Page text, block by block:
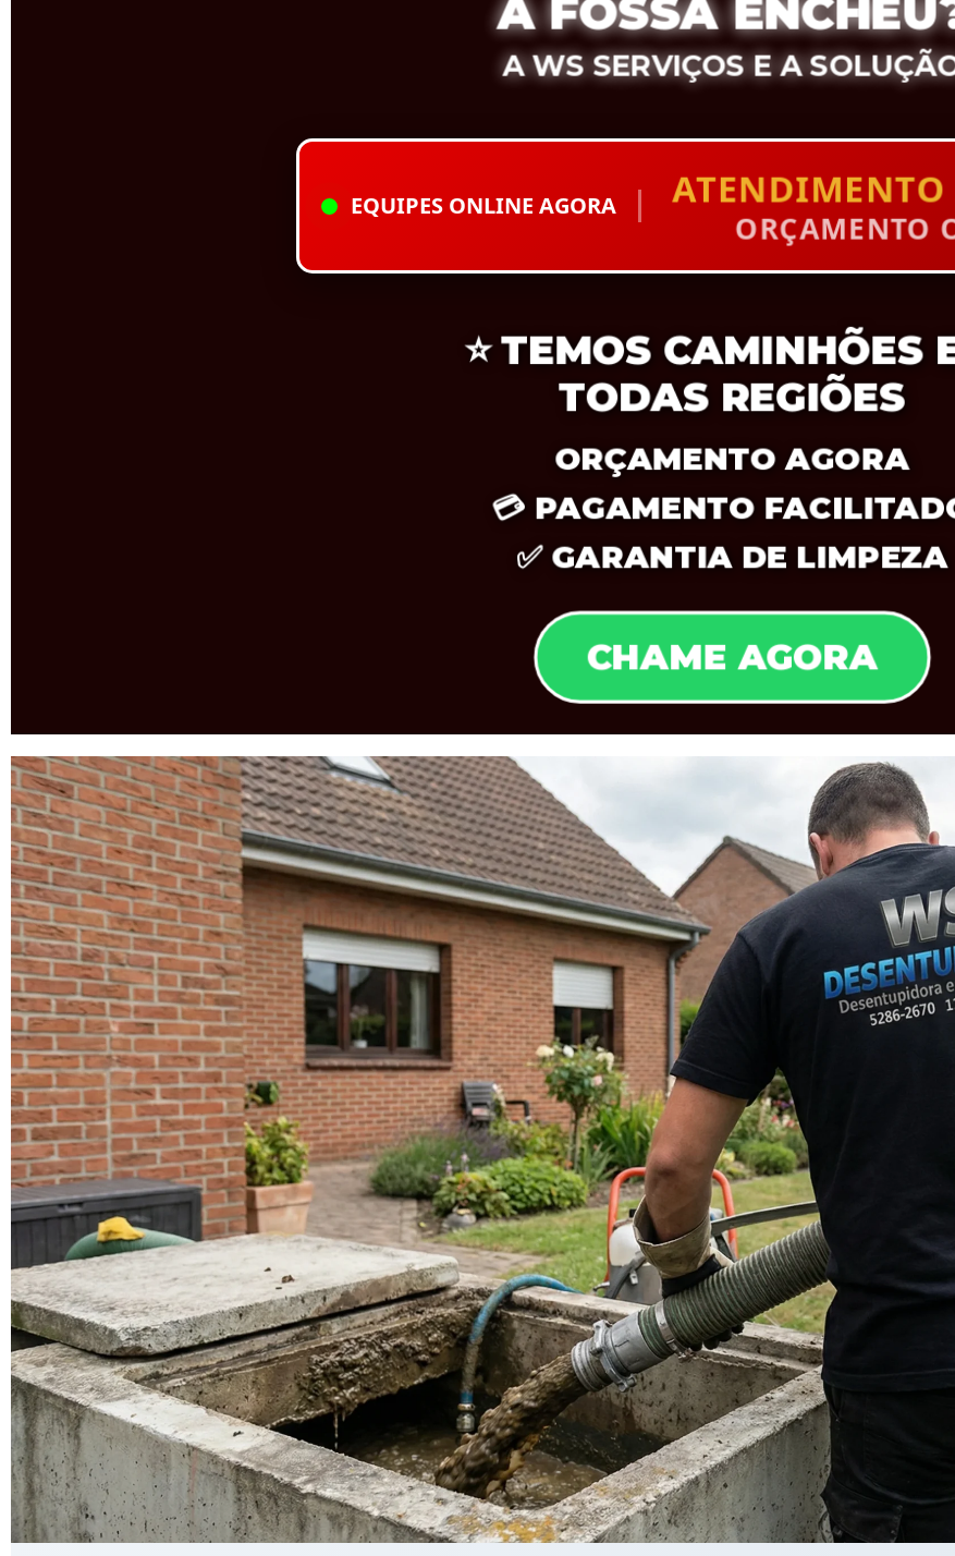
A FOSSA
A WS SERVIÇOS E A
EQUIPES ONLINE AGORA ATENDIMENTO
ORÇAMENTO
⭐TEMOS CAMINHÕES
TODAS REGIÕES
ORÇAMENTO AGORA
💳 PAGAMENTO
✅ GARANTIA DE LIMPEZA
CHAME AGORA